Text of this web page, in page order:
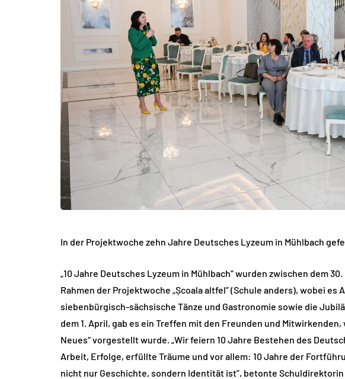
In der Projektwoche zehn Jahre Deutsches Lyzeum in Mühlbach
„10 Jahre Deutsches Lyzeum in Mühlbach” wurden zwischen dem
Rahmen der Projektwoche „Școala altfel” (Schule anders), wobei es
siebenbürgisch-sächsische Tänze und Gastronomie sowie die
dem 1. April, gab es ein Treffen mit den Freunden und Mitwirkenden,
Neues“ vorgestellt wurde. „Wir feiern 10 Jahre Bestehen des
Arbeit, Erfolge, erfüllte Träume und vor allem: 10 Jahre der
nicht nur Geschichte, sondern Identität ist”, betonte Schuldirektorin